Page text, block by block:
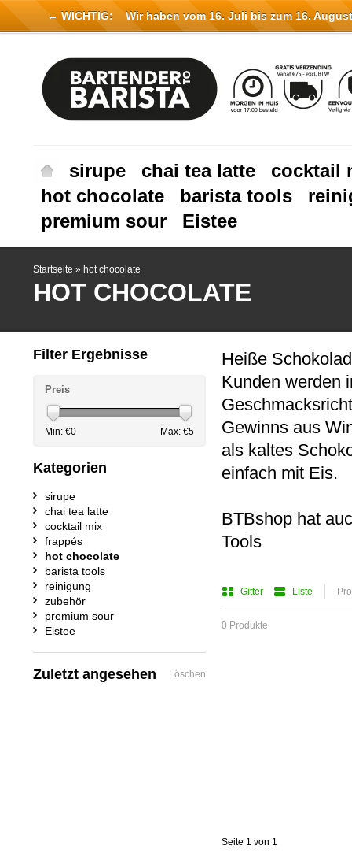
sirupe chai tea latte
cocktail
hot chocolate
barista tools
premium sour
Eistee
Startseite » hot chocolate
HOT CHOCOLATE
Heiße
Kunden werden
Gewinns aus
als kaltes
einfach mit Eis.
BTBshop hat
Tools
Gitter Liste
0 Produkte
Seite 1 von 1
Filter Ergebnisse
Preis
Min: €0 Max: €5
Kategorien
sirupe
chai tea latte
cocktail mix
frappés
hot chocolate
barista tools
reinigung
zubehör
premium sour
Eistee
Zuletzt angesehen Löschen
← WICHTIG: Wir haben vom 16. Juli bis zum 16.